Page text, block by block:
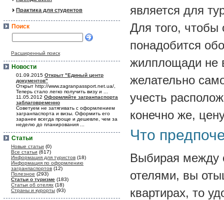
Практика для студентов
Поиск
Расширенный поиск
Новости
01.09.2015 Открыт "Единый центр
документов"
Открыт http://www.zagranpassport.net.ua/,
Теперь стало легко получить визу и ...
11.05.2012 Оформляйте загранпаспорта
заблаговременно
Советуем не затягивать с оформлением
загранпаспорта и визы. Оформить его
заранее всегда проще и дешевле, чем за
неделю до планирования ...
Статьи
Новые статьи (0)
Все статьи (617)
Информация для туристов (18)
Информация по оформлению
загранпаспортов (12)
Полезное (293)
Статьи о туризме (183)
Статьи об отелях (18)
Страны и курорты (93)
является для
Для того,
понадобится
жилплощади не
желательно
учесть
конечно же,
Что
Выбирая
отелями, вы
квартирах, то